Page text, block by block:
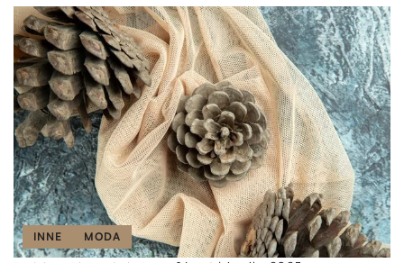
INNE MODA